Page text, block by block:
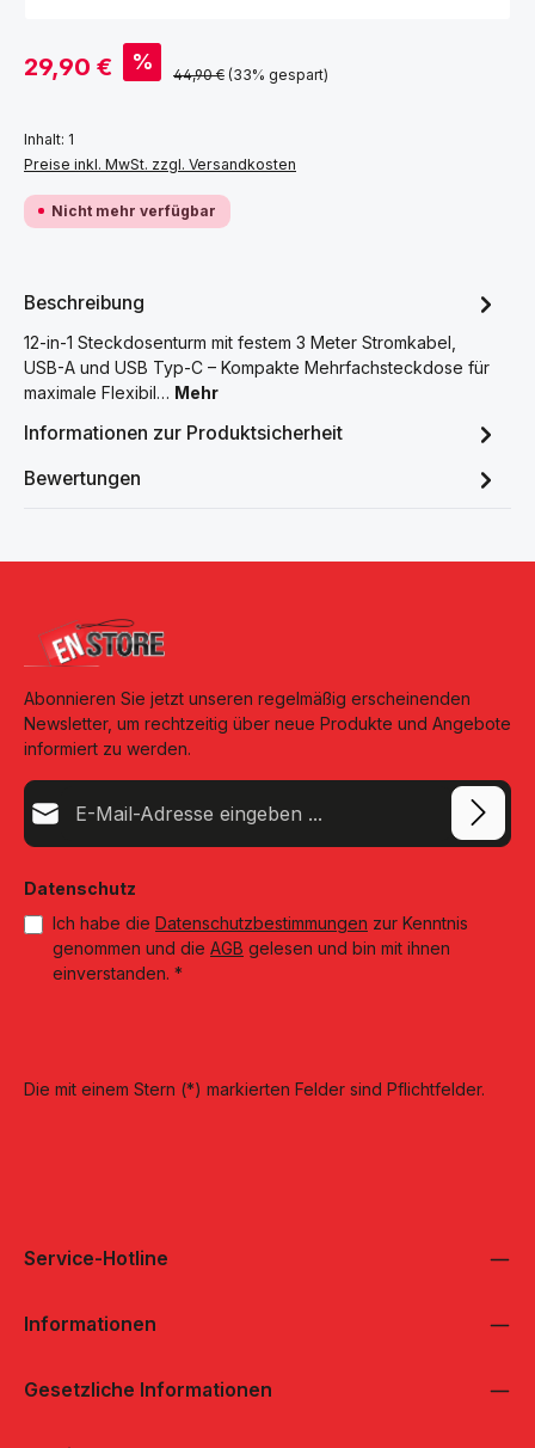
Verkaufspreis:
29,90 € % Regulärer Preis:
44,90 € (33% gespart)
Inhalt: 1
Preise inkl. MwSt. zzgl. Versandkosten
Nicht mehr verfügbar
Beschreibung
12-in-1 Steckdosenturm mit festem 3 Meter Stromkabel,
USB-A und USB Typ-C – Kompakte Mehrfachsteckdose für
maximale Flexibil… Mehr
Informationen zur Produktsicherheit
Bewertungen
Abonnieren Sie jetzt unseren regelmäßig erscheinenden
Newsletter, um rechtzeitig über neue Produkte und Angebote
informiert zu werden.
E-Mail-Adresse*
Datenschutz
Ich habe die Datenschutzbestimmungen zur Kenntnis
genommen und die AGB gelesen und bin mit ihnen
einverstanden. *
Die mit einem Stern (*) markierten Felder sind Pflichtfelder.
Service-Hotline
Informationen
Gesetzliche Informationen